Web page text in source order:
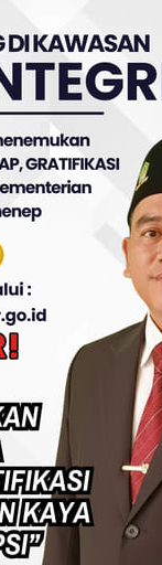
Rubaru
(Relaksasi
yang
KUA
Melalui
dan
proses
aspek
dan tenaga
menyeluruh
positif
dan spiritual